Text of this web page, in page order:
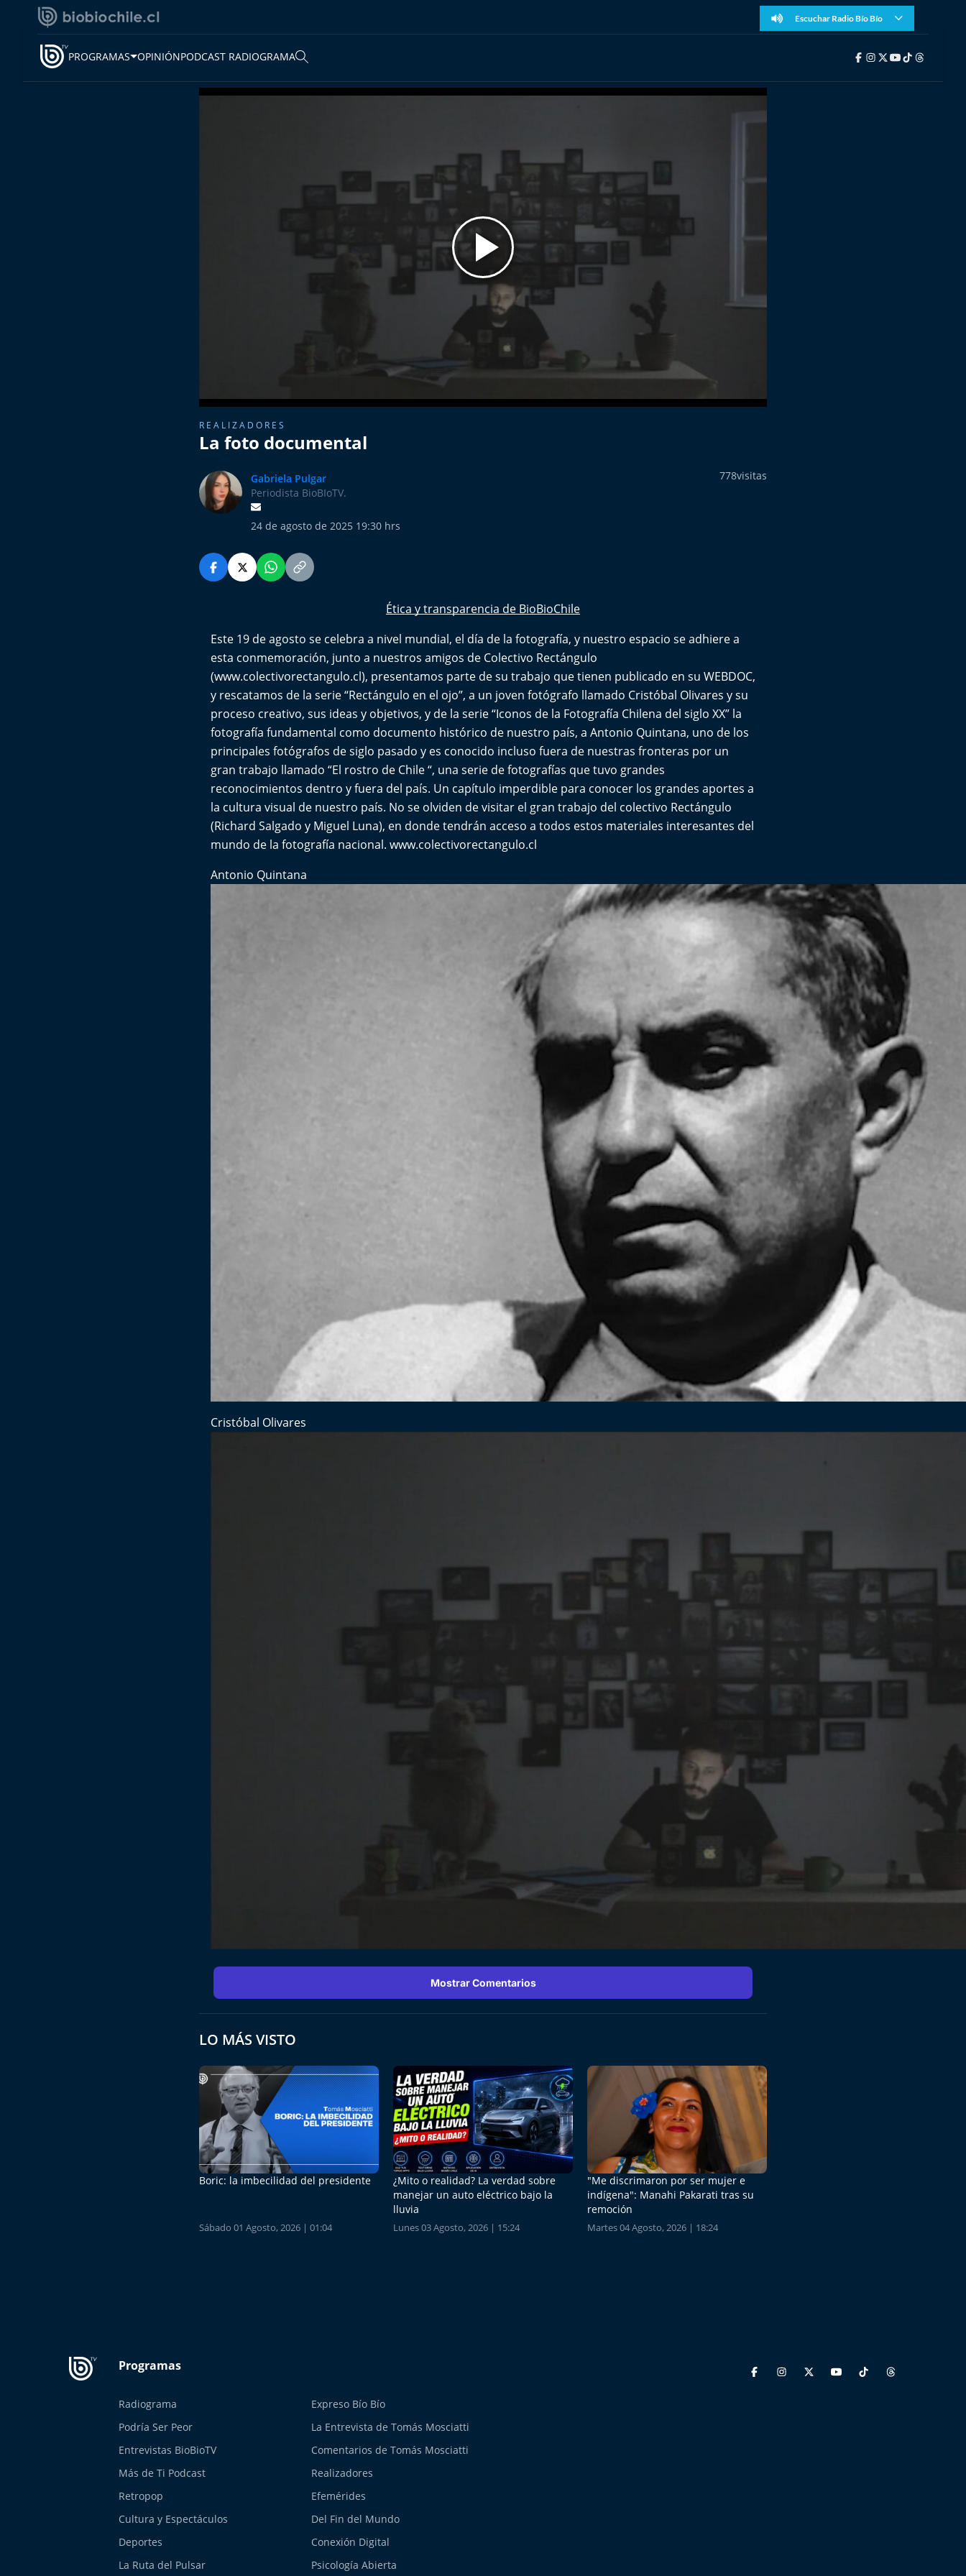
Escuchar Radio Bío Bío
PROGRAMAS OPINIÓNPODCAST RADIOGRAMA
REALIZADORES
La foto documental
Gabriela Pulgar
Periodista BioBIoTV.
24 de agosto de 2025 19:30 hrs
778visitas
Ética y transparencia de BioBioChile
Este 19 de agosto se celebra a nivel mundial, el día de la fotografía, y nuestro espacio se adhiere a
esta conmemoración, junto a nuestros amigos de Colectivo Rectángulo
(www.colectivorectangulo.cl), presentamos parte de su trabajo que tienen publicado en su WEBDOC,
y rescatamos de la serie “Rectángulo en el ojo”, a un joven fotógrafo llamado Cristóbal Olivares y su
proceso creativo, sus ideas y objetivos, y de la serie “Iconos de la Fotografía Chilena del siglo XX” la
fotografía fundamental como documento histórico de nuestro país, a Antonio Quintana, uno de los
principales fotógrafos de siglo pasado y es conocido incluso fuera de nuestras fronteras por un
gran trabajo llamado “El rostro de Chile “, una serie de fotografías que tuvo grandes
reconocimientos dentro y fuera del país. Un capítulo imperdible para conocer los grandes aportes a
la cultura visual de nuestro país. No se olviden de visitar el gran trabajo del colectivo Rectángulo
(Richard Salgado y Miguel Luna), en donde tendrán acceso a todos estos materiales interesantes del
mundo de la fotografía nacional. www.colectivorectangulo.cl
Antonio Quintana
Cristóbal Olivares
Mostrar Comentarios
LO MÁS VISTO
Boric: la imbecilidad del presidente
Sábado 01 Agosto, 2026 | 01:04
¿Mito o realidad? La verdad sobre
manejar un auto eléctrico bajo la
lluvia
Lunes 03 Agosto, 2026 | 15:24
"Me discrimaron por ser mujer e
indígena": Manahi Pakarati tras su
remoción
Martes 04 Agosto, 2026 | 18:24
Radiograma
Expreso Bío Bío
Podría Ser Peor
La Entrevista de Tomás Mosciatti
Entrevistas BioBioTV
Comentarios de Tomás Mosciatti
Más de Ti Podcast
Realizadores
Retropop
Efemérides
Cultura y Espectáculos
Del Fin del Mundo
Deportes
Conexión Digital
La Ruta del Pulsar
Psicología Abierta